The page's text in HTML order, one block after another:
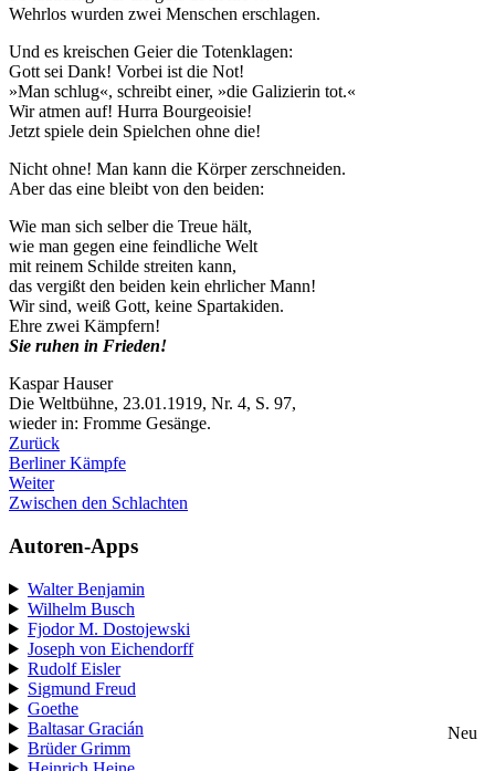
Wehrlos wurden zwei Menschen erschlagen.
Und es kreischen Geier die Totenklagen:
Gott sei Dank! Vorbei ist die Not!
»Man schlug«, schreibt einer, »die Galizierin tot.«
Wir atmen auf! Hurra Bourgeoisie!
Jetzt spiele dein Spielchen ohne die!
Nicht ohne! Man kann die Körper zerschneiden.
Aber das eine bleibt von den beiden:
Wie man sich selber die Treue hält,
wie man gegen eine feindliche Welt
mit reinem Schilde streiten kann,
das vergißt den beiden kein ehrlicher Mann!
Wir sind, weiß Gott, keine Spartakiden.
Ehre zwei Kämpfern!
Sie ruhen in Frieden!
Kaspar Hauser
Die Weltbühne, 23.01.1919, Nr. 4, S. 97,
wieder in: Fromme Gesänge.
Zurück
Berliner Kämpfe
Weiter
Zwischen den Schlachten
Autoren-Apps
Walter Benjamin
Wilhelm Busch
Fjodor M. Dostojewski
Joseph von Eichendorff
Rudolf Eisler
Sigmund Freud
Goethe
Baltasar Gracián
Neu
Brüder Grimm